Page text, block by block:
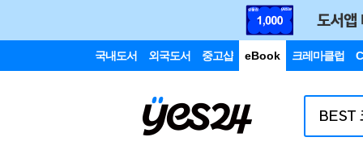
국내도서 외국도서 중고샵 eBook 크레마클럽